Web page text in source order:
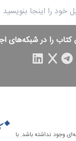
کتاب را در شبکه‌های
وجود نداشته باشد. با